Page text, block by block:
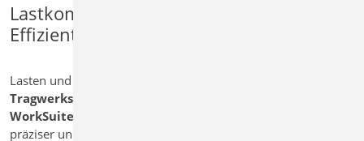
Lastkombination im Strukturmodell –
Effiziente Tragwerksplanung
Lasten und Lastkombinationen bilden das Fundament jeder
Tragwerksplanung
WorkSuite
präziser und übersichtlicher definieren. Die Funktion